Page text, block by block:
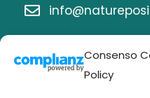
Consenso
Policy
06 8414815